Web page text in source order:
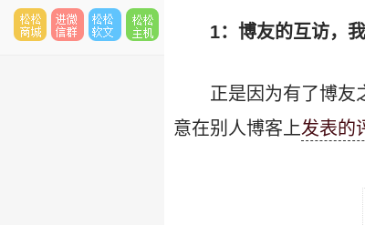
1：博友的互访，
正是因为有了博友
意在别人博客上发表的